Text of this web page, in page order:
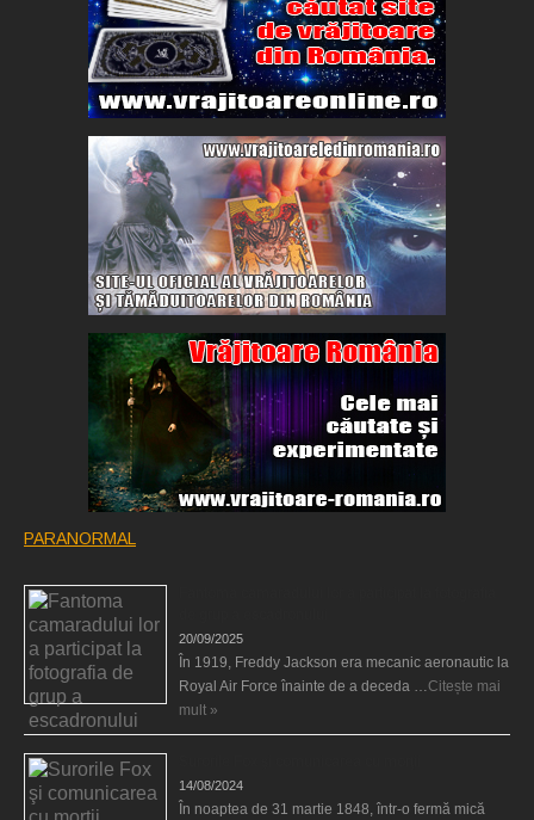
PARANORMAL
20/09/2025
În 1919, Freddy Jackson era mecanic aeronautic la
Royal Air Force înainte de a deceda …Citește mai
mult »
14/08/2024
În noaptea de 31 martie 1848, într-o fermă mică